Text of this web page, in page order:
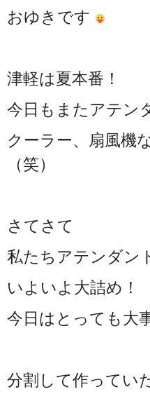
おゆきです
津軽は夏本番！
今日もまたアテン
クーラー、扇風機
（笑）
さてさて
私たちアテンダン
いよいよ大詰め！
今日はとっても大
分割して作ってい